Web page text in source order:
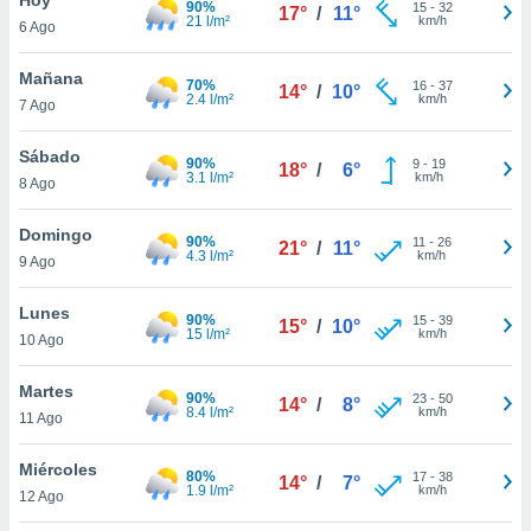
en
más
nuestra
de
cookies
aceptar
6 Ago
90%
21 l/m²
17° / 11° 15- 32
km/h
Mañana
7 Ago
70%
2.4 l/m²
14° / 10° 16- 37
km/h
Sábado
8 Ago
90%
3.1 l/m²
18° / 6° 9- 19
km/h
Domingo
9 Ago
90%
4.3 l/m²
21° / 11° 11 - 26
km/h
Lunes
10 Ago
90%
15 l/m²
15° / 10° 15- 39
km/h
Martes
11 Ago
90%
8.4 l/m²
14° / 8° 23- 50
km/h
Miércoles
12 Ago
80%
1.9 l/m²
14° / 7° 17- 38
km/h